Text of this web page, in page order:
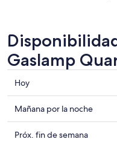
Gaslamp
Consultar
precios
en
Gaslamp
Quarter
Hoy
Consultar
precios
en
Mañana por la noche
Consultar
Próx. fin de semana